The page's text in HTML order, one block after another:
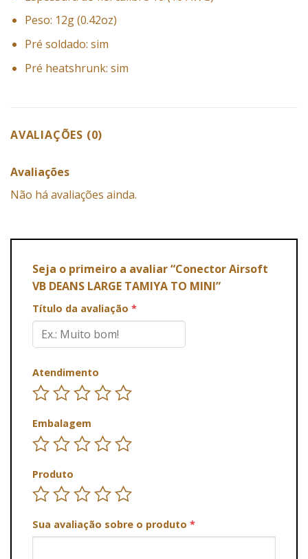
Peso: 12g (0.42oz)
Pré soldado: sim
Pré heatshrunk: sim
AVALIAÇÕES (0)
Avaliações
Não há avaliações ainda.
Seja o primeiro a avaliar “Conector Airsoft
VB DEANS LARGE TAMIYA TO MINI”
Título da avaliação *
Atendimento
Embalagem
Produto
Sua avaliação sobre o produto *